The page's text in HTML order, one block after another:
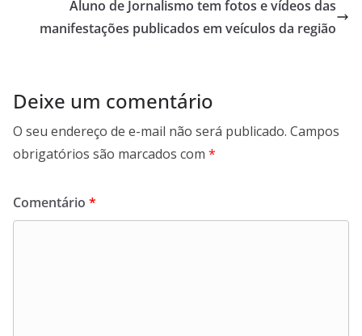
Aluno de Jornalismo tem fotos e vídeos das
manifestações publicados em veículos da região
Deixe um comentário
O seu endereço de e-mail não será publicado. Campos
obrigatórios são marcados com *
Comentário *